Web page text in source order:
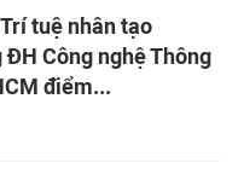
tuệ nhân tạo
ĐH Công nghệ Thông
điểm...